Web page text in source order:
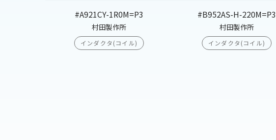
#A921CY-1R0M=P3
村田製作所
インダクタ(コイル)
#B952AS-H-220M=P3
村田製作所
インダクタ(コイル)